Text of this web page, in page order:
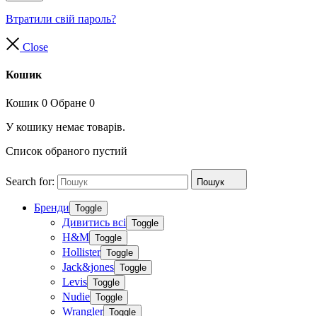
Втратили свій пароль?
Close
Кошик
Кошик 0 Обране 0
У кошику немає товарів.
Список обраного пустий
Search for: Пошук
Бренди Toggle
Дивитись всі Toggle
H&M Toggle
Hollister Toggle
Jack&jones Toggle
Levis Toggle
Nudie Toggle
Wrangler Toggle